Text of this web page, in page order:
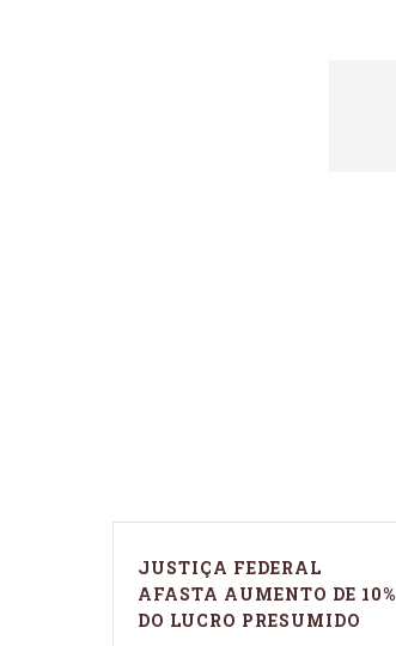
JUSTIÇA FEDERAL
AFASTA AUMENTO DE 10%
DO LUCRO PRESUMIDO